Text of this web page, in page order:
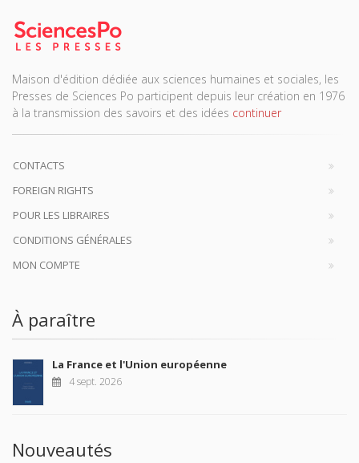
Maison d'édition dédiée aux sciences humaines et sociales, les
Presses de Sciences Po participent depuis leur création en 1976
à la transmission des savoirs et des idées continuer
CONTACTS
FOREIGN RIGHTS
POUR LES LIBRAIRES
CONDITIONS GÉNÉRALES
MON COMPTE
À paraître
La France et l'Union européenne
4 sept. 2026
Nouveautés